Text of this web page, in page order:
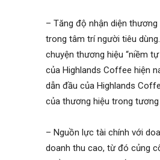
– Tăng độ nhận diện
trong tâm trí người tiêu
chuyện thương hiệu “niềm
của Highlands Coffee hiện
dẫn đầu của Highlands
của thương hiệu trong tương
– Nguồn lực tài chính với
doanh thu cao, từ đó củng